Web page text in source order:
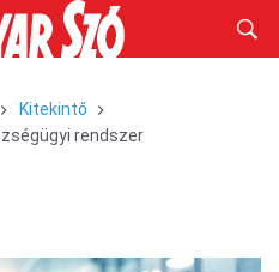
Kitekintő
rendszer